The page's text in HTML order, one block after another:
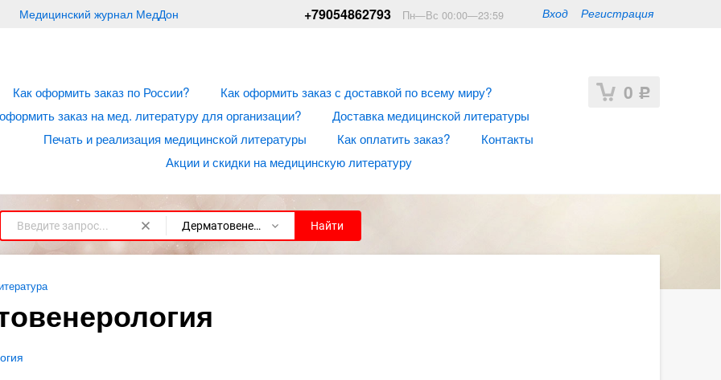
Медицинский журнал МедДон Вход Регистрация
+79054862793 Пн—Вс 00:00—23:59
0 Р
Как оформить заказ по России?
Как оформить заказ с доставкой по всему миру?
заказ на мед. литературу для организации?
Доставка медицинской литературы
Печать и реализация медицинской литературы
Как оплатить заказ?
Контакты
Акции и скидки на медицинскую литературу
Дерматовенерология Найти